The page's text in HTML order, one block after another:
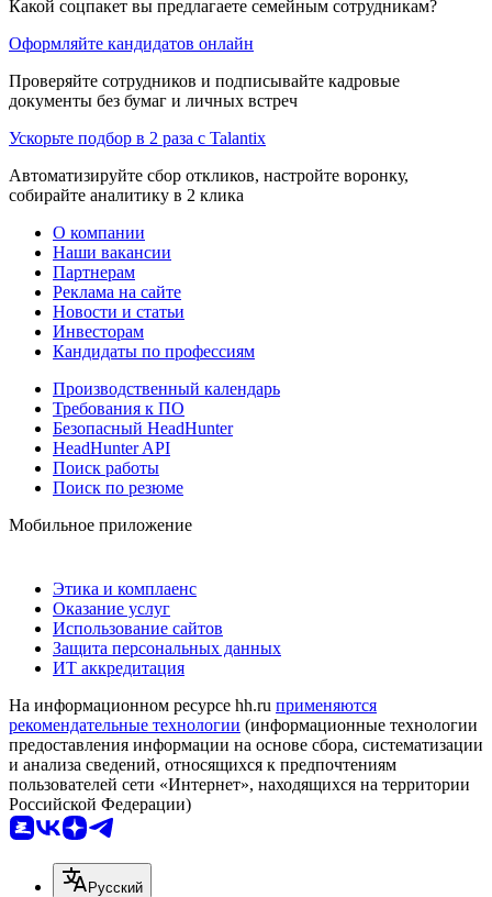
Какой соцпакет вы предлагаете семейным сотрудникам?
Оформляйте кандидатов онлайн
Проверяйте сотрудников и подписывайте кадровые
документы без бумаг и личных встреч
Ускорьте подбор в 2 раза с Talantix
Автоматизируйте сбор откликов, настройте воронку,
собирайте аналитику в 2 клика
О компании
Наши вакансии
Партнерам
Реклама на сайте
Новости и статьи
Инвесторам
Кандидаты по профессиям
Производственный календарь
Требования к ПО
Безопасный HeadHunter
HeadHunter API
Поиск работы
Поиск по резюме
Мобильное приложение
Этика и комплаенс
Оказание услуг
Использование сайтов
Защита персональных данных
ИТ аккредитация
На информационном ресурсе hh.ru применяются
рекомендательные технологии (информационные технологии
предоставления информации на основе сбора, систематизации
и анализа сведений, относящихся к предпочтениям
пользователей сети «Интернет», находящихся на территории
Российской Федерации)
Русский